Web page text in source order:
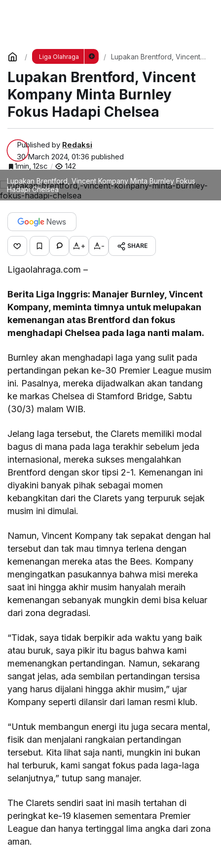
Liga Olahraga
Lupakan Brentford, Vincent
Hadapi Chelsea
Lupakan Brentford, Vincent
Kompany Minta Burnley
Fokus Hadapi Chelsea
Published by Redaksi
30 March 2024, 01:36 published
1min, 12sc
142
Lupakan Brentford, Vincent Kompany Minta Burnley Fokus
Hadapi Chelsea
+ - SHARE
Ligaolahraga.com –
Berita Liga Inggris: Manajer Burnley, Vincent
Kompany, meminta timnya untuk melupakan
kemenangan atas Brentford dan fokus
menghadapi Chelsea pada laga nanti malam.
Burnley akan menghadapi laga yang sulit pada
pertandingan pekan ke-30 Premier League musim
ini. Pasalnya, mereka dijadwalkan akan tandang
ke markas Chelsea di Stamford Bridge, Sabtu
(30/3) malam WIB.
Jelang laga tersebut, the Clarets memiliki modal
bagus di mana pada laga terakhir sebelum jeda
internasional, mereka sukses mengalahkan
Brentford dengan skor tipsi 2-1. Kemenangan ini
diyakini banyak pihak sebagai momen
kebangkitan dari the Clarets yang terpuruk sejak
musim ini dimulai.
Namun, Vincent Kompany tak sepakat dengan hal
tersebut dan tak mau timnya terlena dengan
kemenangan mereka atas the Bees. Kompany
mengingatkan pasukannya bahwa misi mereka
saat ini hingga akhir musim hanyalah meraih
kemenangan sebanyak mungkin demi bisa keluar
dari zona degradasi.
“Tidak, saya tidak berpikir ada waktu yang baik
atau buruk, saya pikir itu bagus bahwa kami
memenangkan pertandingan. Namun, sekarang
sangat jelas, ada sembilan pertandingan tersisa
yang harus dijalani hingga akhir musim,” ujar
Kompany seperti dilansir dari laman resmi klub.
“Untuk membangun energi itu juga secara mental,
fisik dan menjalani rangkaian pertandingan
tersebut. Kita lihat saja nanti, mungkin ini bukan
hal terburuk, kami sangat fokus pada laga-laga
selanjutnya,” tutup sang manajer.
The Clarets sendiri saat ini masih tertahan di
peringkat ke-19 klasemen sementara Premier
League dan hanya tertinggal lima angka dari zona
aman.